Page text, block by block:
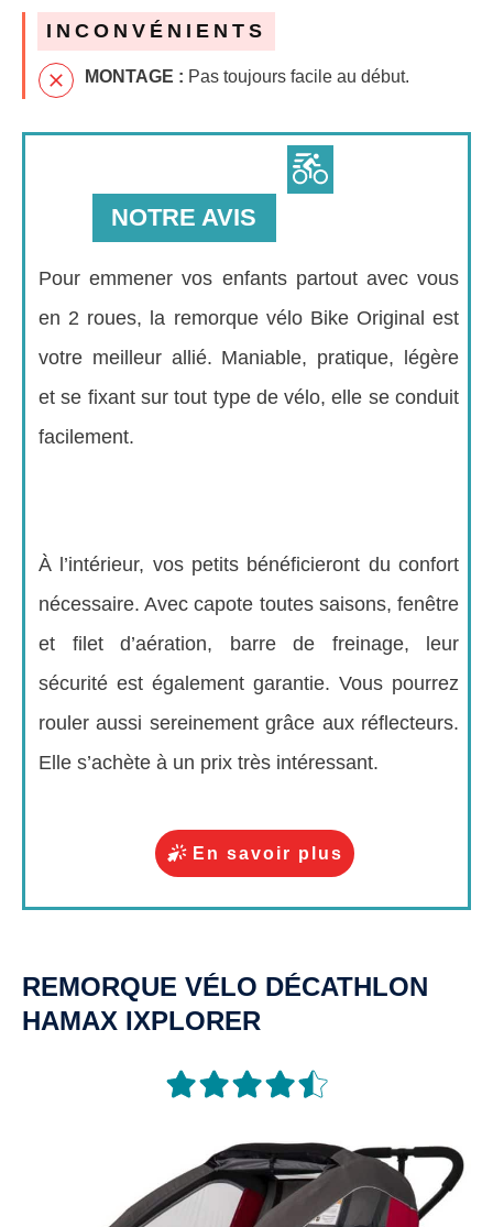
INCONVÉNIENTS
MONTAGE : Pas toujours facile au début.
NOTRE AVIS
Pour emmener vos enfants partout avec vous
en 2 roues, la remorque vélo Bike Original est
votre meilleur allié. Maniable, pratique, légère
et se fixant sur tout type de vélo, elle se conduit
facilement.
À l’intérieur, vos petits bénéficieront du confort
nécessaire. Avec capote toutes saisons, fenêtre
et filet d’aération, barre de freinage, leur
sécurité est également garantie. Vous pourrez
rouler aussi sereinement grâce aux réflecteurs.
Elle s’achète à un prix très intéressant.
En savoir plus
REMORQUE VÉLO DÉCATHLON
HAMAX IXPLORER